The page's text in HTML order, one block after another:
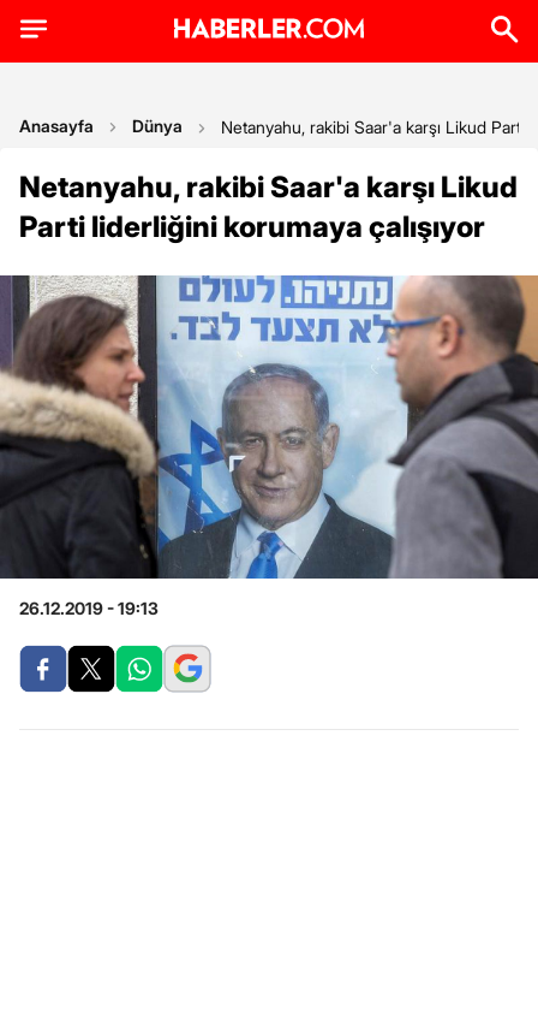
Anasayfa Dünya Netanyahu, rakibi Saar'a karşı Likud Parti
Netanyahu, rakibi Saar'a karşı Likud
Parti liderliğini korumaya çalışıyor
26.12.2019 - 19:13